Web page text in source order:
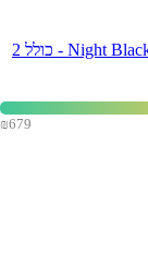
צמיד כושר חכם ללא מסך Polar Loop Gen2 - צבע Night Black - כולל 2
₪679